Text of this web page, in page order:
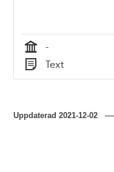
Tid
-
Typ
Text
Uppdaterad2021-12-02